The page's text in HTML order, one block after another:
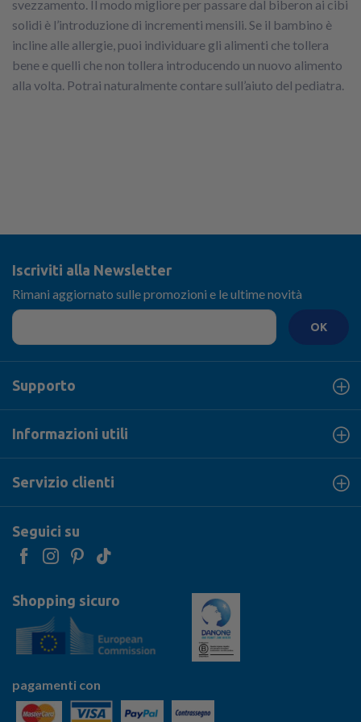
svezzamento. Il modo migliore per passare dal biberon ai cibi
solidi è l’introduzione di incrementi mensili. Se il bambino è
incline alle allergie, puoi individuare gli alimenti che tollera
bene e quelli che non tollera introducendo un nuovo alimento
alla volta. Potrai naturalmente contare sull’aiuto del pediatra.
Iscriviti alla Newsletter
Rimani aggiornato sulle promozioni e le ultime novità
OK
Supporto
Informazioni utili
Servizio clienti
Seguici su
Shopping sicuro
pagamenti con